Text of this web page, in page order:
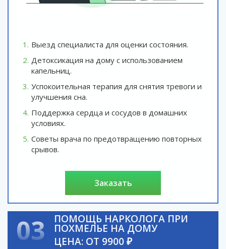
Выезд специалиста для оценки состояния.
Детоксикация на дому с использованием
капельниц.
Успокоительная терапия для снятия тревоги и
улучшения сна.
Поддержка сердца и сосудов в домашних
условиях.
Советы врача по предотвращению повторных
срывов.
заказать
03 ПОМОЩЬ НАРКОЛОГА ПРИ
ПОХМЕЛЬЕ НА ДОМУ
ЦЕНА: ОТ 9900 ₽